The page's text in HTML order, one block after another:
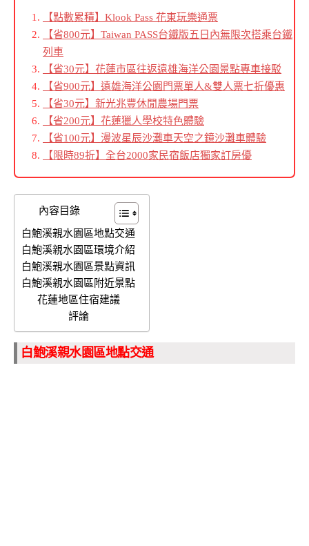
【點數累積】Klook Pass 花東玩樂通票
【省800元】Taiwan PASS台鐵版五日內無限次搭乘台鐵
列車
【省30元】花蓮市區往返遠雄海洋公園景點專車接駁
【省900元】遠雄海洋公園門票單人&雙人票七折優惠
【省30元】新光兆豐休閒農場門票
【省200元】花蓮獵人學校特色體驗
【省100元】漫波星辰沙灘車天空之鏡沙灘車體驗
【限時89折】全台2000家民宿飯店獨家訂房優
內容目錄
白鮑溪親水園區地點交通
白鮑溪親水園區環境介紹
白鮑溪親水園區景點資訊
白鮑溪親水園區附近景點
花蓮地區住宿建議
評論
白鮑溪親水園區地點交通